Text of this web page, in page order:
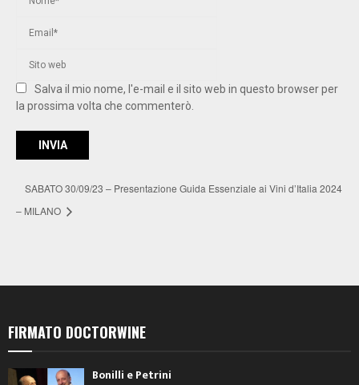
Salva il mio nome, l'e-mail e il sito web in questo browser per
la prossima volta che commenterò.
SABATO 30/09/23 – Presentazione Guida Essenziale ai Vini d’Italia 2024
– MILANO
FIRMATO DOCTORWINE
Bonilli e Petrini